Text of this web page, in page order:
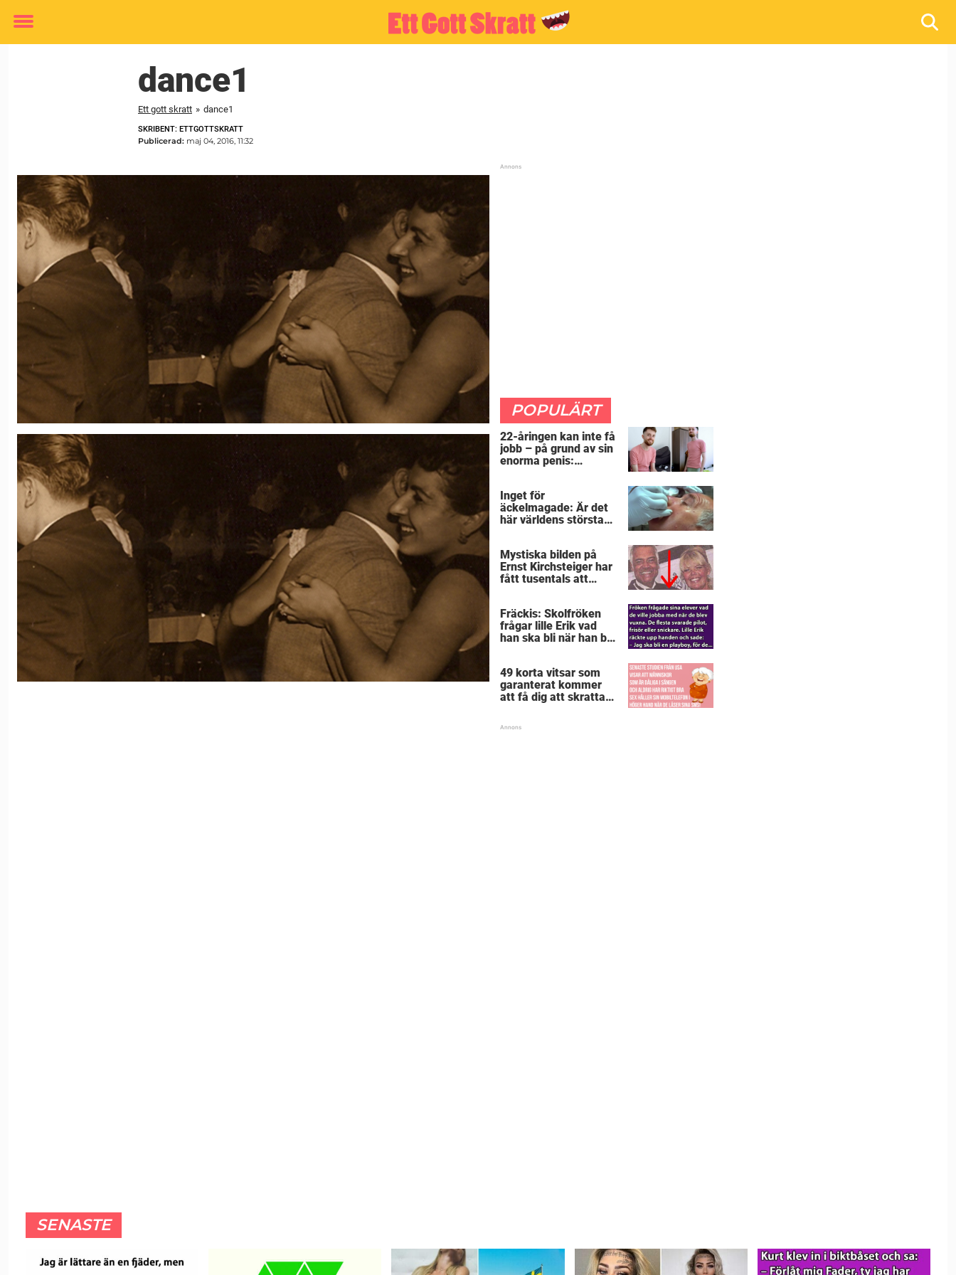
Toggle
dance1
Ett gott skratt » dance1
SKRIBENT: ETTGOTTSKRATT
Publicerad: maj 04, 2016, 11:32
POPULÄRT
22-åringen kan inte få
jobb – på grund av sin
enorma penis:
Inget för
äckelmagade: Är det
här världens största
Mystiska bilden på
Ernst Kirchsteiger har
fått tusentals att
Fräckis: Skolfröken
frågar lille Erik vad
han ska bli när han blir
49 korta vitsar som
garanterat kommer
att få dig att skratta
SENASTE